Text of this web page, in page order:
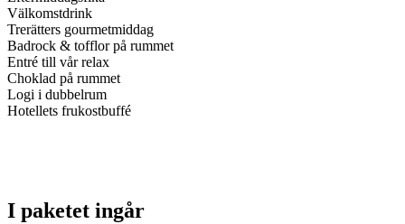
Välkomstdrink
Trerätters gourmetmiddag
Badrock & tofflor på rummet
Entré till vår relax
Choklad på rummet
Logi i dubbelrum
Hotellets frukostbuffé
I paketet ingår